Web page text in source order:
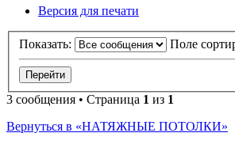
Версия для печати
Показать: Поле
3 сообщения • Страница 1 из 1
Вернуться в «НАТЯЖНЫЕ ПОТОЛКИ»